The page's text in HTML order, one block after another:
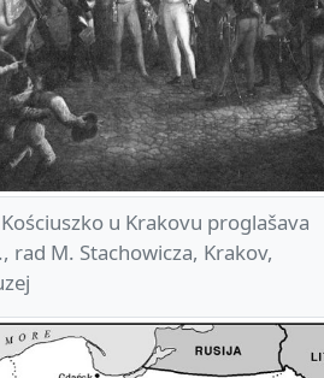
Kościuszko u Krakovu proglašava
rad M. Stachowicza, Krakov,